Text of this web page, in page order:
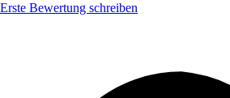
Erste Bewertung schreiben